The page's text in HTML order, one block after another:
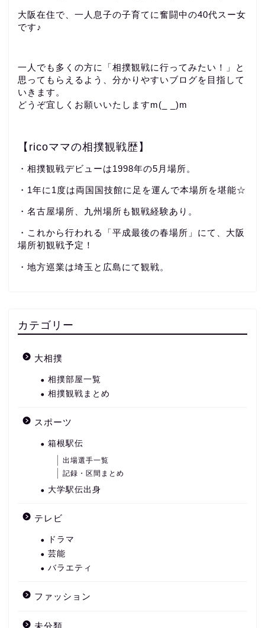
大阪在住で、一人息子の子育てに奮闘中の40代スー女
です♪
一人でも多くの方に「相撲観戦に行ってみたい！」と
思ってもらえるよう、分かりやすいブログを目指して
いきます。
どうぞ宜しくお願いいたしますm(_ _)m
【ricoママの相撲観戦歴】
・相撲観戦デビューは1998年の5月場所。
・1年に1度は両国国技館に足を運んで本場所を堪能☆
・名古屋場所、九州場所も観戦経験あり。
・これから行われる「平成最後の春場所」にて、大阪
場所初観戦予定！
・地方巡業は埼玉と広島にて観戦。
カテゴリー
大相撲
相撲部屋一覧
相撲観戦まとめ
スポーツ
箱根駅伝
出場選手一覧
記録・区間まとめ
大学駅伝出身
テレビ
ドラマ
芸能
バラエティ
ファッション
未分類